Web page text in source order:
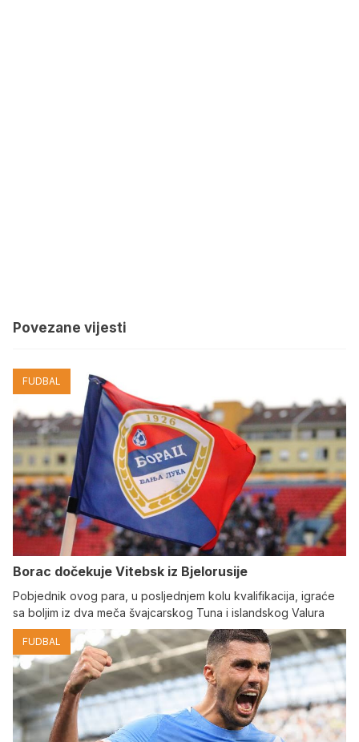
Povezane vijesti
FUDBAL
Borac dočekuje Vitebsk iz Bjelorusije
Pobjednik ovog para, u posljednjem kolu kvalifikacija, igraće
sa boljim iz dva meča švajcarskog Tuna i islandskog Valura
FUDBAL